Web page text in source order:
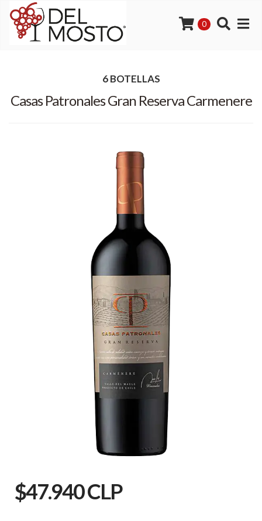
0
6 BOTELLAS
Casas Patronales Gran Reserva Carmenere
$47.940 CLP